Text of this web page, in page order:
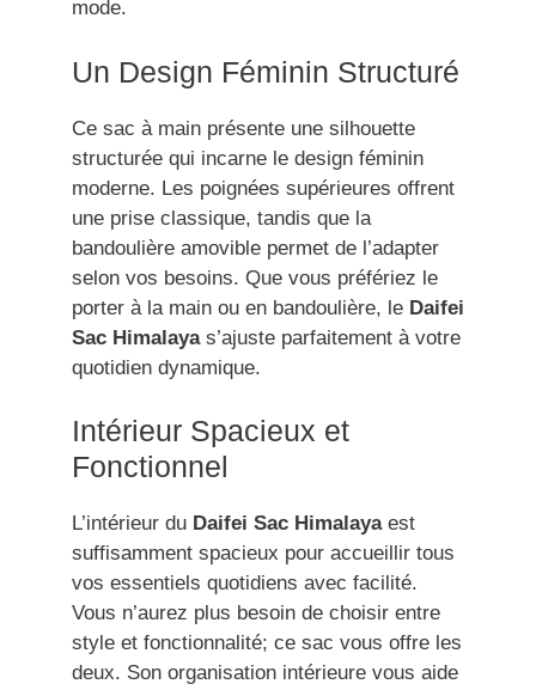
mode.
Un Design Féminin Structuré
Ce sac à main présente une silhouette
structurée qui incarne le design féminin
moderne. Les poignées supérieures offrent
une prise classique, tandis que la
bandoulière amovible permet de l’adapter
selon vos besoins. Que vous préfériez le
porter à la main ou en bandoulière, le Daifei
Sac Himalayas’ajuste parfaitement à votre
quotidien dynamique.
Intérieur Spacieux et
Fonctionnel
L’intérieur du Daifei Sac Himalayaest
suffisamment spacieux pour accueillir tous
vos essentiels quotidiens avec facilité.
Vous n’aurez plus besoin de choisir entre
style et fonctionnalité; ce sac vous offre les
deux. Son organisation intérieure vous aide